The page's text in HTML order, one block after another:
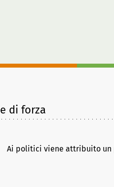
di forza
Ai politici viene attribuito un